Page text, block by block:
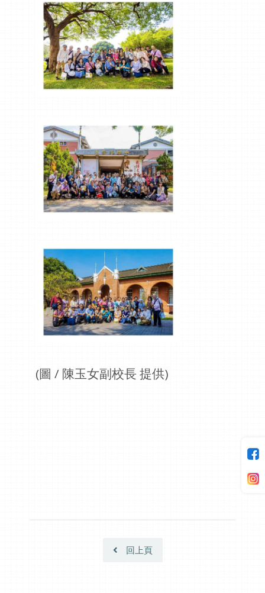
(圖 / 陳玉女副校長 提供)
回上頁